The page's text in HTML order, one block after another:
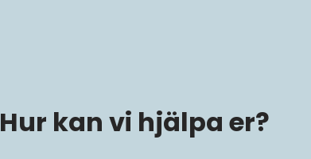
Hur kan vi hjälpa er?